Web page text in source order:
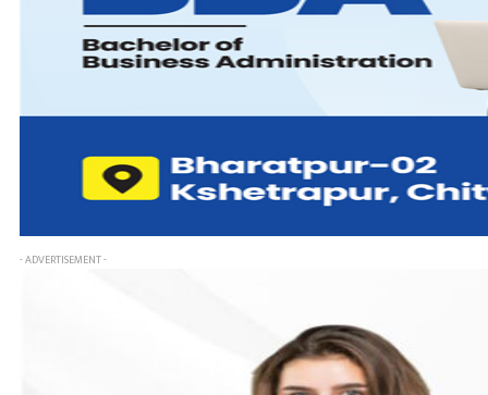
- ADVERTISEMENT -